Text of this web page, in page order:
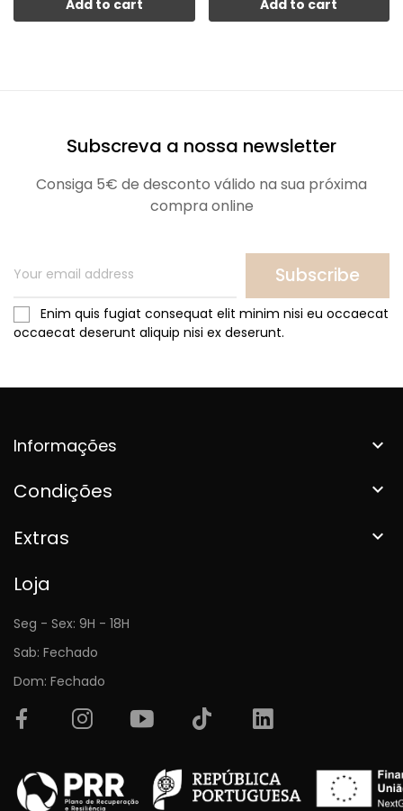
Add to cart Add to cart
Subscreva a nossa newsletter
Consiga 5€ de desconto válido na sua próxima
compra online
Subscribe
Enim quis fugiat consequat elit minim nisi eu occaecat
occaecat deserunt aliquip nisi ex deserunt.
Informações 
Condições 
Extras 
Loja
Seg - Sex: 9H - 18H
Sab: Fechado
Dom: Fechado